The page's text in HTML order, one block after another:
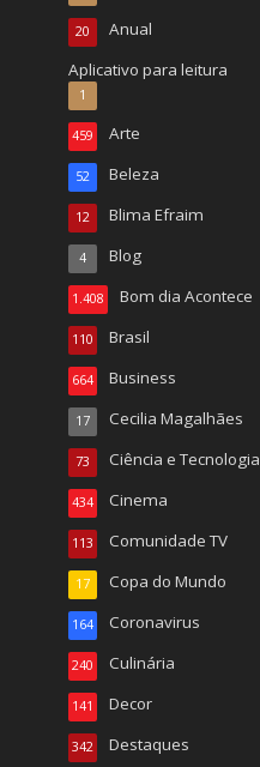
Anual
20
Aplicativo para leitura
1
Arte
459
Beleza
52
Blima Efraim
12
Blog
4
Bom dia Acontece
1.408
Brasil
110
Business
664
Cecilia Magalhães
17
Ciência e Tecnologia
73
Cinema
434
Comunidade TV
113
Copa do Mundo
17
Coronavirus
164
Culinária
240
Decor
141
Destaques
342